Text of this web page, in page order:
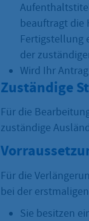
beauftragt die
Fertigstellung
der
Wird Ihr
Zuständige
Für die
zuständige
Für die
bei der
Sie besitzen